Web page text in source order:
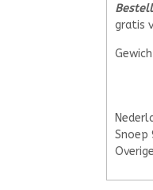
gratis
Snoep